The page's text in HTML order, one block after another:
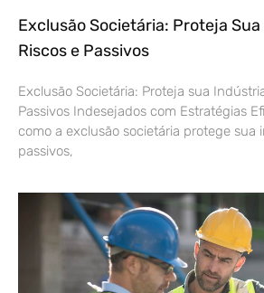
Exclusão Societária: Proteja
Riscos e Passivos
Exclusão Societária: Proteja sua
Passivos Indesejados com Estratégias
como a exclusão societária protege sua
passivos,